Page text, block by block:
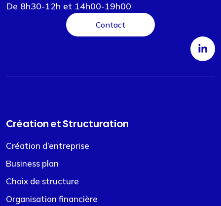
De 8h30-12h et 14h00-19h00
Contact
Création et Structuration
Création d’entreprise
Business plan
Choix de structure
Organisation financière